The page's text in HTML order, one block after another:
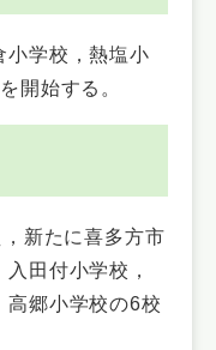
学校，熱塩小
開始する。
新たに喜多方市
田付小学校，
高郷小学校の6校